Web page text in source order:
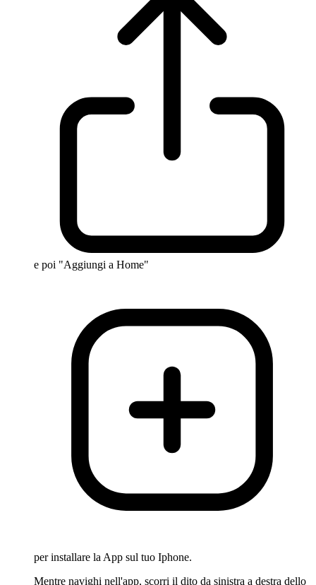
e poi "Aggiungi a Home"
per installare la App sul tuo Iphone.
Mentre navighi nell'app, scorri il dito da sinistra a destra dello